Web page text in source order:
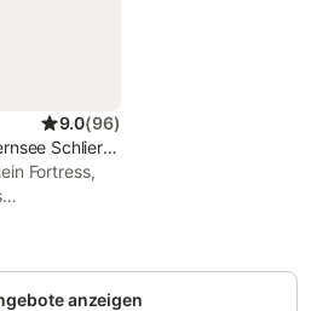
9.0(96)
Schliersee
Fortress,
as well
parking
anzeigen